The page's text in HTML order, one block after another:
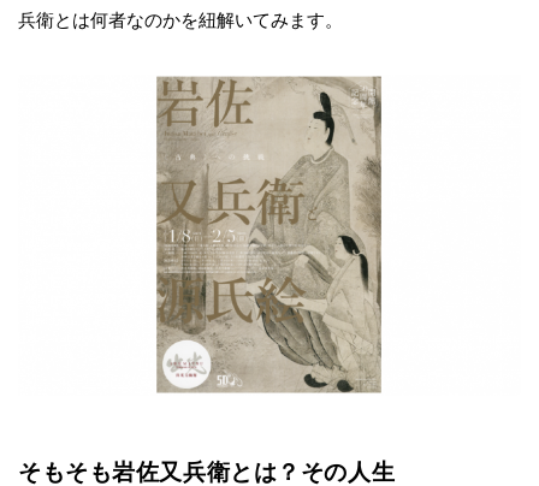
兵衛とは何者なのかを紐解いてみます。
そもそも岩佐又兵衛とは？その人生